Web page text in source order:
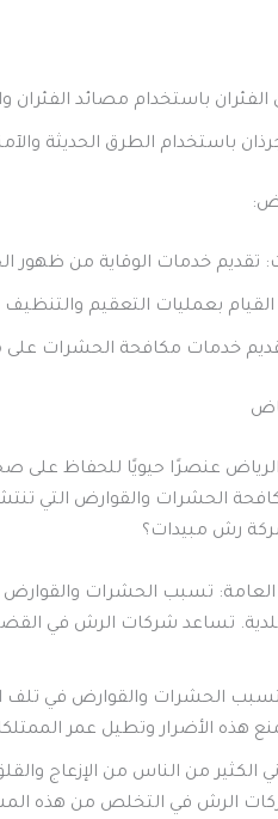
باستخدام مصائد الفئران
باستخدام الطرق الحديثة
تقديم خدمات الوقاية من
بعمليات التعقيم
خدمات مكافحة الحشرات على
عنصرًا حيويًا للحفاظ على صحة
الحشرات والقوارض التي
رش مبيدات؟
تسبب الحشرات والقوارض
تساعد شركات الرش في
الحشرات والقوارض في تلف
هذه الأضرار وتطيل عمر
الكثير من الناس من الإزعاج
الرش في التخلص من هذه